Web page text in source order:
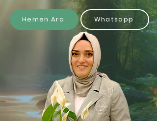
Hemen Ara Whatsapp